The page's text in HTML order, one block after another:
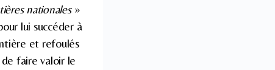
nationales»
lui succéder à
et refoulés
faire valoir le